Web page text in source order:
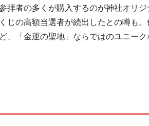
拝者の多くが購入するのが神社オリ
じの高額当選者が続出したとの噂も
、「金運の聖地」ならではのユニーク